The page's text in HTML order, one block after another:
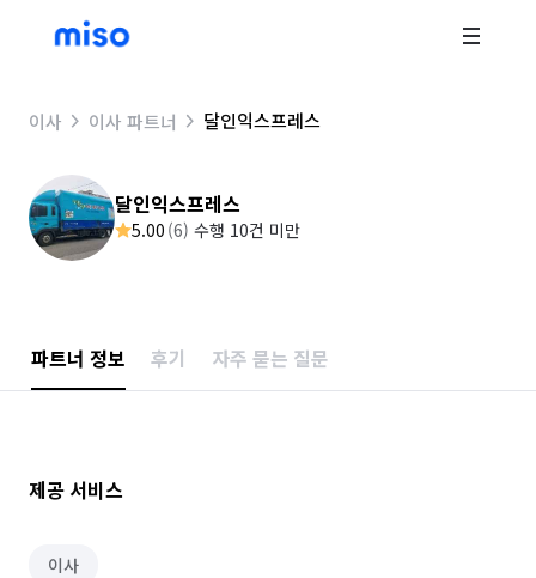
이사 이사 파트너 달인익스프레스
달인익스프레스
5.00 (6) 수행 10건 미만
파트너 정보 후기 자주 묻는 질문
제공 서비스
이사